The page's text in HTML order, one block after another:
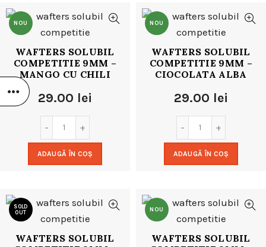
NOU
WAFTERS SOLUBIL
COMPETITIE 9MM –
MANGO CU CHILI
29.00 lei
ADAUGĂ ÎN COȘ
NOU
WAFTERS SOLUBIL
COMPETITIE 9MM –
CIOCOLATA ALBA
29.00 lei
ADAUGĂ ÎN COȘ
SOLD
OUT
NOU
WAFTERS SOLUBIL
NOU
WAFTERS SOLUBIL